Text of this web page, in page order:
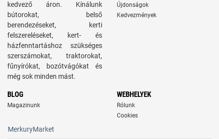
kedvező áron. Kínálunk
bútorokat, belső
berendezéseket, kerti
felszereléseket, kert- és
házfenntartáshoz szükséges
szerszámokat, traktorokat,
fűnyírókat, bozótvágókat és
még sok minden mást.
Újdonságok
Kedvezmények
BLOG
Magazinunk
WEBHELYEK
Rólunk
Cookies
MerkuryMarket